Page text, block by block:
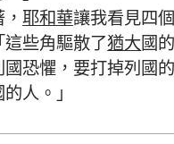
耶和華讓我看見四
些角驅散了猶大國
恐懼，要打掉列國
人。」